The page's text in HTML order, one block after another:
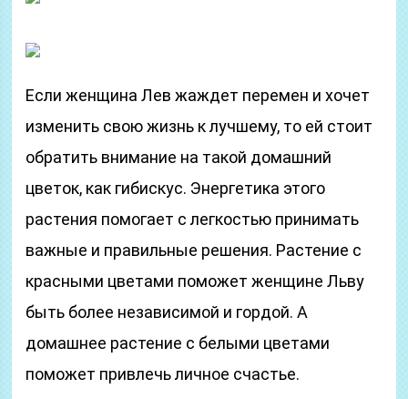
Если женщина Лев жаждет перемен и хочет
изменить свою жизнь к лучшему, то ей стоит
обратить внимание на такой домашний
цветок, как гибискус. Энергетика этого
растения помогает с легкостью принимать
важные и правильные решения. Растение с
красными цветами поможет женщине Льву
быть более независимой и гордой. А
домашнее растение с белыми цветами
поможет привлечь личное счастье.